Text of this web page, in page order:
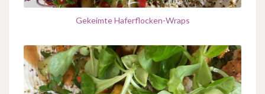
Gekeimte Haferflocken-Wraps